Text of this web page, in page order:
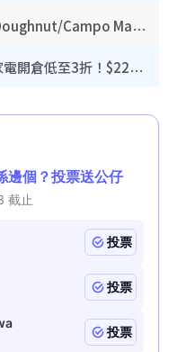
開倉優惠｜銅鑼灣時代廣場Doughnut/Campo Marzio開倉低至1折！背囊、書包、手袋劈價$200起
廚具開倉｜特福Tefal廚具/家電開倉低至3折！$220起買平底鍋/炒鑊/湯煲！電飯煲/吸塵機/燙斗$418起